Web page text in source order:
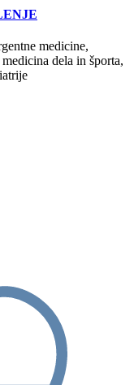
medicine,
dela in športa,